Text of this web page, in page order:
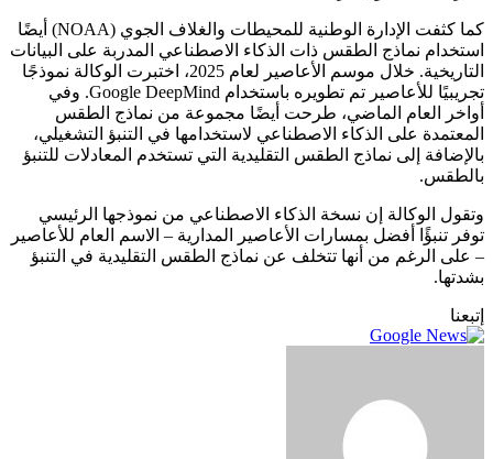
كما كثفت الإدارة الوطنية للمحيطات والغلاف الجوي (NOAA) أيضًا
استخدام نماذج الطقس ذات الذكاء الاصطناعي المدربة على البيانات
التاريخية. خلال موسم الأعاصير لعام 2025، اختبرت الوكالة نموذجًا
تجريبيًا للأعاصير تم تطويره باستخدام Google DeepMind. وفي
أواخر العام الماضي، طرحت أيضًا مجموعة من نماذج الطقس
المعتمدة على الذكاء الاصطناعي لاستخدامها في التنبؤ التشغيلي،
بالإضافة إلى نماذج الطقس التقليدية التي تستخدم المعادلات للتنبؤ
بالطقس.
وتقول الوكالة إن نسخة الذكاء الاصطناعي من نموذجها الرئيسي
توفر تنبؤًا أفضل بمسارات الأعاصير المدارية – الاسم العام للأعاصير
– على الرغم من أنها تتخلف عن نماذج الطقس التقليدية في التنبؤ
بشدتها.
إتبعنا